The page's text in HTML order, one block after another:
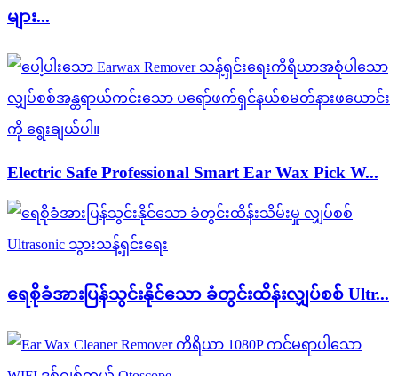
များ...
Electric Safe Professional Smart Ear Wax Pick W...
ရေစိုခံအားပြန်သွင်းနိုင်သော ခံတွင်းထိန်းလျှပ်စစ် Ultr...